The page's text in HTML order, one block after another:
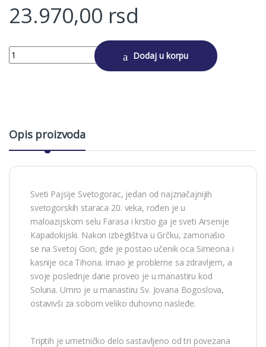
23.970,00 rsd
SVETI PAJSIJE SVETOGORAC quantityDodaj u korpu
Opis proizvoda
Sveti Pajsije Svetogorac, jedan od najznačajnijih
svetogorskih staraca 20. veka, rođen je u
maloazijskom selu Farasa i krstio ga je sveti Arsenije
Кapadokijski. Nakon izbeglištva u Grčku, zamonašio
se na Svetoj Gori, gde je postao učenik oca Simeona i
kasnije oca Tihona. Imao je probleme sa zdravljem, a
svoje poslednje dane proveo je u manastiru kod
Soluna. Umro je u manastiru Sv. Jovana Bogoslova,
ostavivši za sobom veliko duhovno nasleđe.
Triptih je umetničko delo sastavljeno od tri povezana